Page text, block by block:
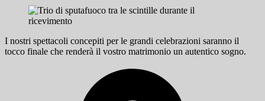
I nostri spettacoli concepiti per le grandi celebrazioni saranno il
tocco finale che renderà il vostro matrimonio un autentico sogno.